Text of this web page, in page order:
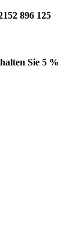
896 125
Sie 5 %